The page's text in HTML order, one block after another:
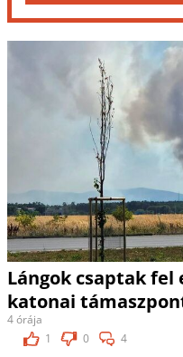
Lángok csaptak fel
katonai
4 órája
1
0 4